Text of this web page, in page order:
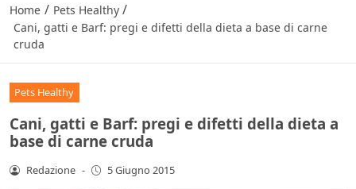
Home / Pets Healthy /
Cani, gatti e Barf: pregi e difetti della dieta a base di carne
cruda
Pets Healthy
Cani, gatti e Barf: pregi e difetti della dieta a
base di carne cruda
Redazione - 5 Giugno 2015